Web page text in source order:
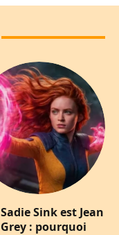
Sadie Sink est Jean
Grey : pourquoi